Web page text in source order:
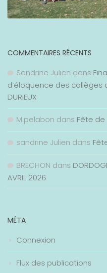
COMMENTAIRES RÉCENTS
Sandrine Julien dans
d’éloquence des collèges
DURIEUX
M.pelabon dans Fête
sandrine Julien dans
BRECHON dans
AVRIL 2026
MÉTA
Connexion
Flux des publications